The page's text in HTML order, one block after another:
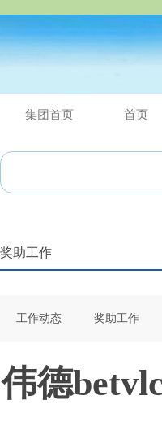
集团首页 首页
奖助工作
工作动态 奖助工作
伟德